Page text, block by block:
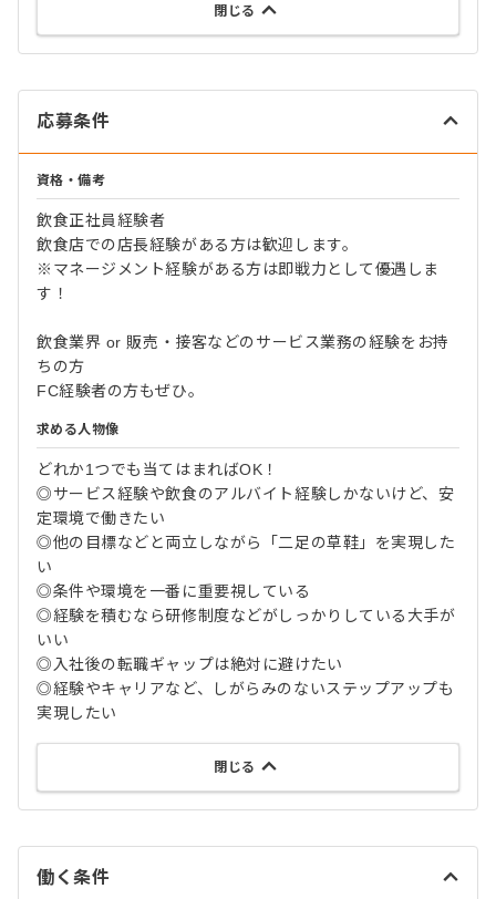
閉じる
応募条件
資格・備考
飲食正社員経験者
飲食店での店長経験がある方は歓迎します。
※マネージメント経験がある方は即戦力として優遇しま
す！
飲食業界 or 販売・接客などのサービス業務の経験をお持
ちの方
FC経験者の方もぜひ。
求める人物像
どれか1つでも当てはまればOK！
◎サービス経験や飲食のアルバイト経験しかないけど、安
定環境で働きたい
◎他の目標などと両立しながら「二足の草鞋」を実現した
い
◎条件や環境を一番に重要視している
◎経験を積むなら研修制度などがしっかりしている大手が
いい
◎入社後の転職ギャップは絶対に避けたい
◎経験やキャリアなど、しがらみのないステップアップも
実現したい
閉じる
働く条件